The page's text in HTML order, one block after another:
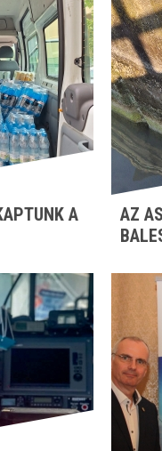
A
AZ